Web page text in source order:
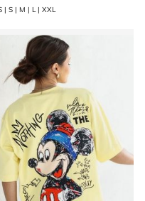
| S | M | L | XXL
born2be
Bluzka damska Lara Fashion